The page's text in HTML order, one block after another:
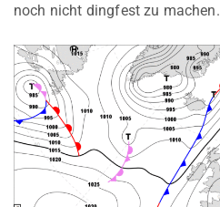
noch nicht dingfest zu machen.